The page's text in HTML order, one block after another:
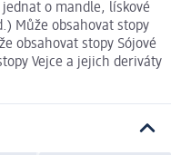
o mandle, lískové
Může obsahovat stopy
obsahovat stopy Sójové
Vejce a jejich deriváty